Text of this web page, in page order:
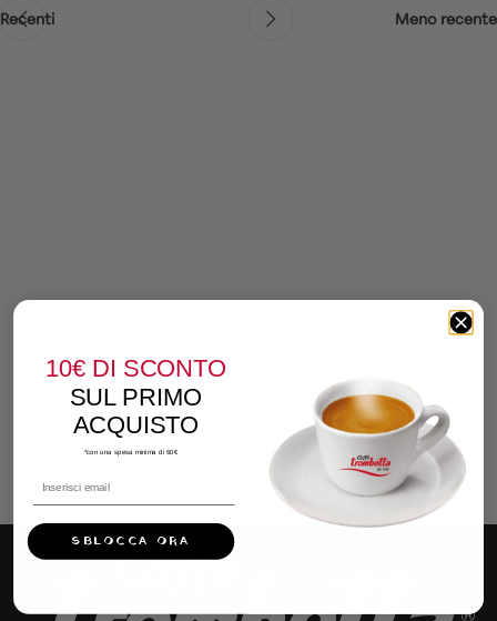
Recenti Meno recente
10€ DI SCONTO
SUL PRIMO
ACQUISTO
*con una spesa minima di 60€
SBLOCCA ORA